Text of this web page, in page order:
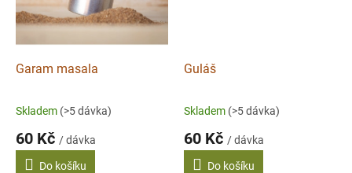
Garam masala
Skladem (>5 dávka)
60 Kč / dávka
Do košíku
Guláš
Skladem (>5 dávka)
60 Kč / dávka
Do košíku